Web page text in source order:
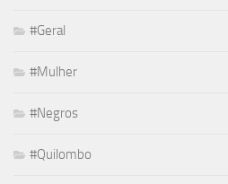
#Geral
#Mulher
#Negros
#Quilombo